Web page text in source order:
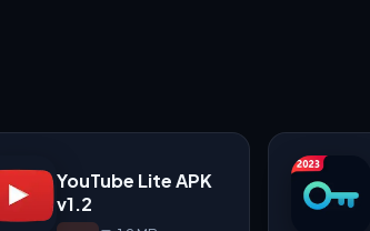
YouTube Lite APK
v1.2